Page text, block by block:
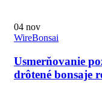
04 nov
WireBonsai
Usmerňovanie
drôtené bonsaje